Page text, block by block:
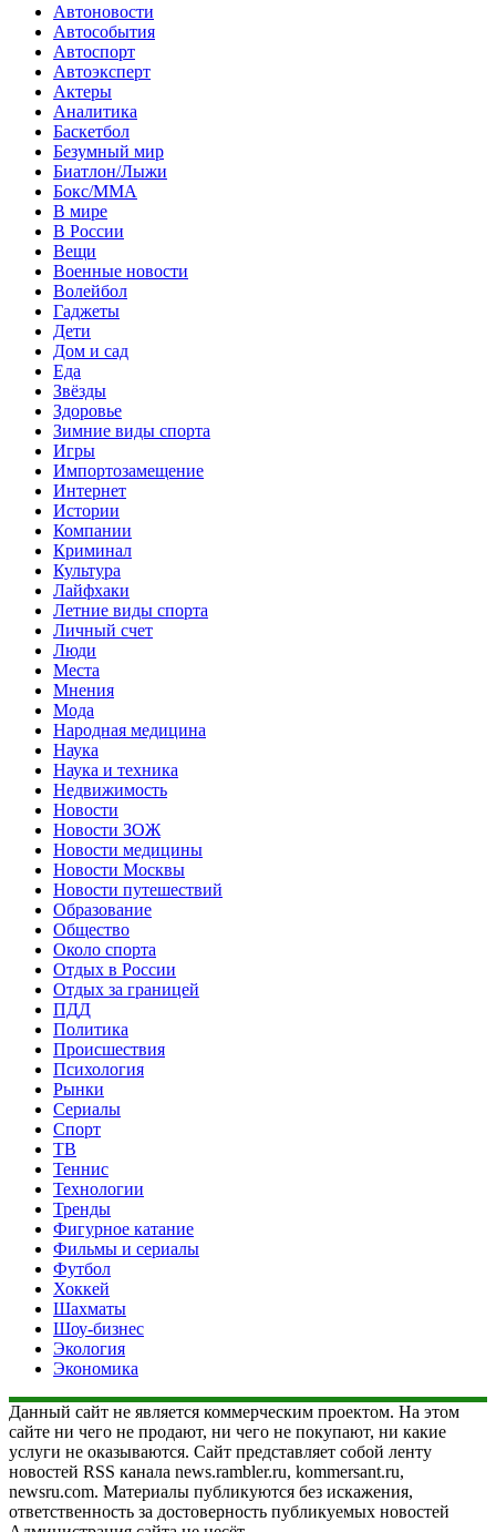
Автоновости
Автособытия
Автоспорт
Автоэксперт
Актеры
Аналитика
Баскетбол
Безумный мир
Биатлон/Лыжи
Бокс/MMA
В мире
В России
Вещи
Военные новости
Волейбол
Гаджеты
Дети
Дом и сад
Еда
Звёзды
Здоровье
Зимние виды спорта
Игры
Импортозамещение
Интернет
Истории
Компании
Криминал
Культура
Лайфхаки
Летние виды спорта
Личный счет
Люди
Места
Мнения
Мода
Народная медицина
Наука
Наука и техника
Недвижимость
Новости
Новости ЗОЖ
Новости медицины
Новости Москвы
Новости путешествий
Образование
Общество
Около спорта
Отдых в России
Отдых за границей
ПДД
Политика
Происшествия
Психология
Рынки
Сериалы
Спорт
ТВ
Теннис
Технологии
Тренды
Фигурное катание
Фильмы и сериалы
Футбол
Хоккей
Шахматы
Шоу-бизнес
Экология
Экономика
Данный сайт не является коммерческим проектом. На этом
сайте ни чего не продают, ни чего не покупают, ни какие
услуги не оказываются. Сайт представляет собой ленту
новостей RSS канала news.rambler.ru, kommersant.ru,
newsru.com. Материалы публикуются без искажения,
ответственность за достоверность публикуемых новостей